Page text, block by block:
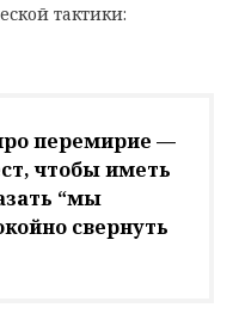
тактики:
перемирие —
чтобы иметь
“мы
свернуть